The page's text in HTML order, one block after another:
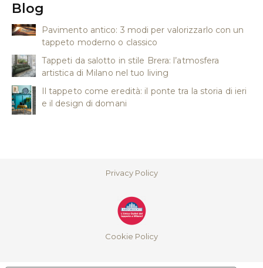
Blog
Pavimento antico: 3 modi per valorizzarlo con un
tappeto moderno o classico
Tappeti da salotto in stile Brera: l’atmosfera
artistica di Milano nel tuo living
Il tappeto come eredità: il ponte tra la storia di ieri
e il design di domani
Privacy Policy
Cookie Policy